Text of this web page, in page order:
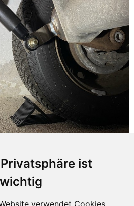
ist
verwendet Cookies